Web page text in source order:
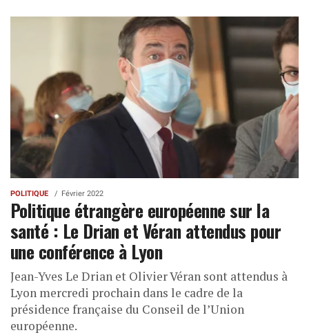
POLITIQUE Février 2022
Politique étrangère européenne sur la
santé : Le Drian et Véran attendus pour
une conférence à Lyon
Jean-Yves Le Drian et Olivier Véran sont attendus à
Lyon mercredi prochain dans le cadre de la
présidence française du Conseil de l’Union
européenne.